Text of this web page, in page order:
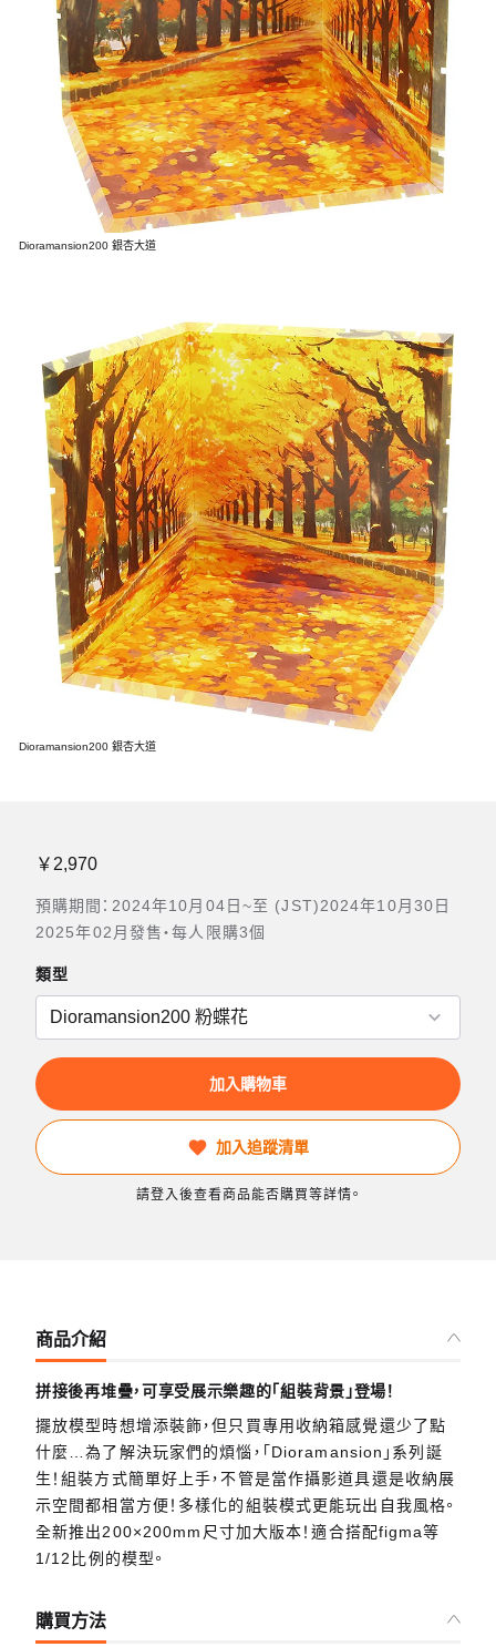
Dioramansion200 銀杏大道
Dioramansion200 銀杏大道
￥2,970
預購期間：2024年10月04日~至 (JST)2024年10月30日
2025年02月發售・每人限購3個
類型
加入購物車
加入追蹤清單
請登入後查看商品能否購買等詳情。
商品介紹
拼接後再堆疊，可享受展示樂趣的「組裝背景」登場！
擺放模型時想增添裝飾，但只買專用收納箱感覺還少了點
什麼…為了解決玩家們的煩惱，「Dioramansion」系列誕
生！組裝方式簡單好上手，不管是當作攝影道具還是收納展
示空間都相當方便！多樣化的組裝模式更能玩出自我風格。
全新推出200×200mm尺寸加大版本！適合搭配figma等
1/12比例的模型。
購買方法